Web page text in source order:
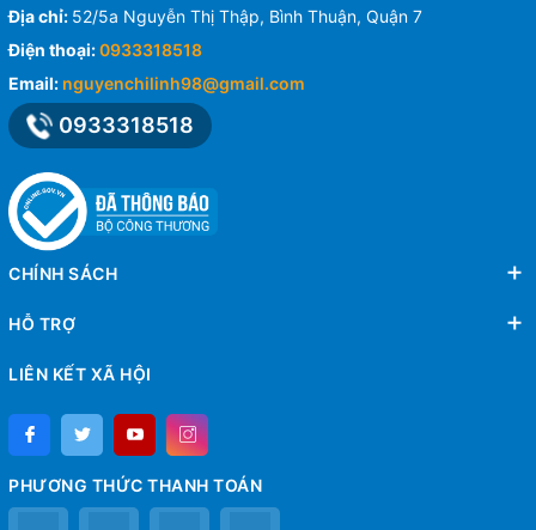
Địa chỉ: 52/5a Nguyễn Thị Thập, Bình Thuận, Quận 7
Điện thoại:0933318518
Email: nguyenchilinh98@gmail.com
0933318518
CHÍNH SÁCH
HỖ TRỢ
LIÊN KẾT XÃ HỘI
PHƯƠNG THỨC THANH TOÁN